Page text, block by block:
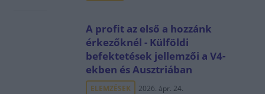
A profit az első a hozzánk
érkezőknél - Külföldi
befektetések jellemzői a V4-
ekben és Ausztriában
ELEMZÉSEK 2026. ápr. 24.